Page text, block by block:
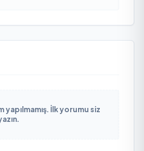
İlk yorumu siz